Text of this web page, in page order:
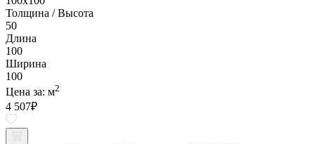
Толщина / Высота
50
Длина
100
Ширина
100
Цена за: м2
4 507₽